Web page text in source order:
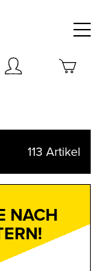
113 Artikel
NACH